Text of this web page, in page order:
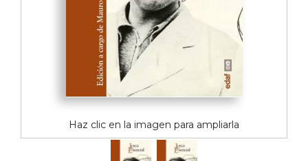
Haz clic en la imagen para ampliarla